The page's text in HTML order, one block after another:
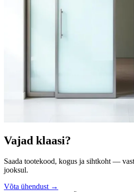
Vajad klaasi?
Saada tootekood, kogus ja sihtkoht —
jooksul.
Võta ühendust →